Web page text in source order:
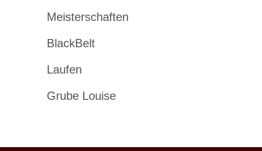
Meisterschaften
BlackBelt
Laufen
Grube Louise